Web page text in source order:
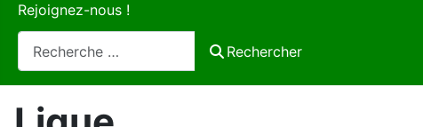
Rejoignez-nous !
Rechercher